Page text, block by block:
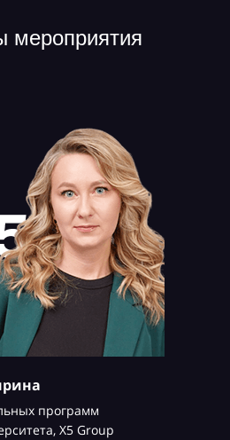
мероприятия
программ
Х5 Group